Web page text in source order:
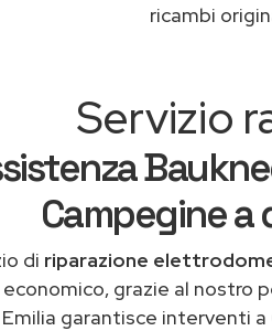
ricambi
Servizio
Campegine a
di riparazione
grazie al nostro
garantisce interventi